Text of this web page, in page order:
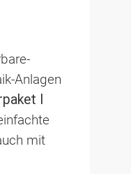
Anlagen
I
mit